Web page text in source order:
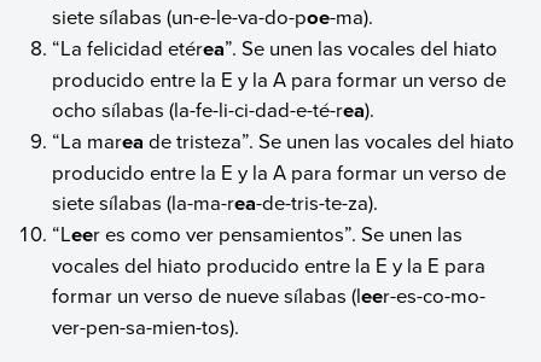
siete sílabas (un-e-le-va-do-poe-ma).
“La felicidad etérea”. Se unen las vocales del hiato
producido entre la E y la A para formar un verso de
ocho sílabas (la-fe-li-ci-dad-e-té-rea).
“La marea de tristeza”. Se unen las vocales del hiato
producido entre la E y la A para formar un verso de
siete sílabas (la-ma-rea-de-tris-te-za).
“Leer es como ver pensamientos”. Se unen las
vocales del hiato producido entre la E y la E para
formar un verso de nueve sílabas (leer-es-co-mo-
ver-pen-sa-mien-tos).